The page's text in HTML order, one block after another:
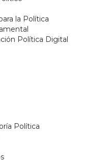
la Política
Política Digital
Política